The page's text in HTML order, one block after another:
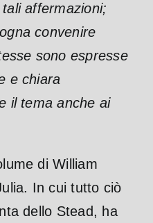
affermazioni;
convenire
sono espresse
e chiara
il tema anche ai
di William
In cui tutto ciò
dello Stead, ha